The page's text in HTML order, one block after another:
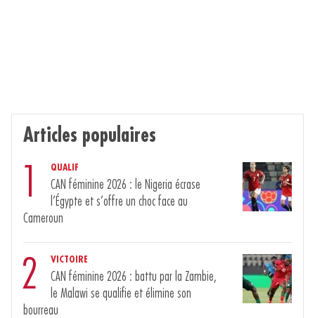
Articles populaires
QUALIF
CAN féminine 2026 : le Nigeria écrase
l’Égypte et s’offre un choc face au
Cameroun
2 VICTOIRE
CAN féminine 2026 : battu par la Zambie,
le Malawi se qualifie et élimine son
bourreau